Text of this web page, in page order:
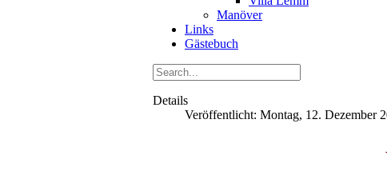
Manöver
Links
Gästebuch
Details
Veröffentlicht: Montag, 12. Dezember